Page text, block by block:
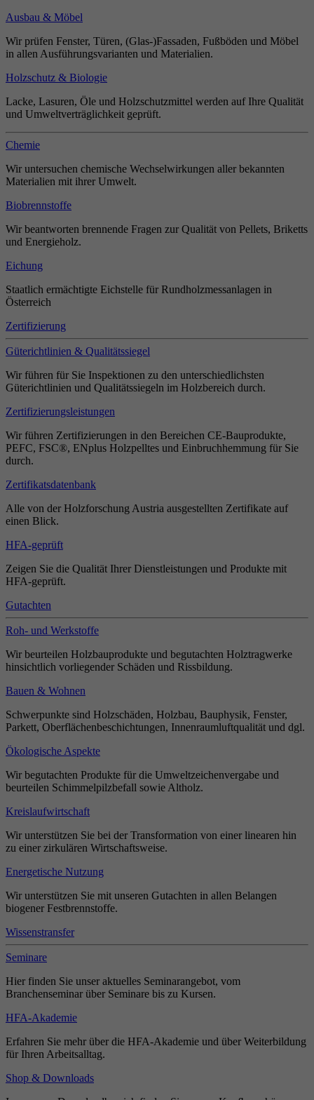
Ausbau & Möbel
Wir prüfen Fenster, Türen, (Glas-)Fassaden, Fußböden und Möbel
in allen Ausführungsvarianten und Materialien.
Holzschutz & Biologie
Lacke, Lasuren, Öle und Holzschutzmittel werden auf Ihre Qualität
und Umweltverträglichkeit geprüft.
Chemie
Wir untersuchen chemische Wechselwirkungen aller bekannten
Materialien mit ihrer Umwelt.
Biobrennstoffe
Wir beantworten brennende Fragen zur Qualität von Pellets, Briketts
und Energieholz.
Eichung
Staatlich ermächtigte Eichstelle für Rundholzmessanlagen in
Österreich
Zertifizierung
Güterichtlinien & Qualitätssiegel
Wir führen für Sie Inspektionen zu den unterschiedlichsten
Güterichtlinien und Qualitätssiegeln im Holzbereich durch.
Zertifizierungsleistungen
Wir führen Zertifizierungen in den Bereichen CE-Bauprodukte,
PEFC, FSC®, ENplus Holzpelltes und Einbruchhemmung für Sie
durch.
Zertifikatsdatenbank
Alle von der Holzforschung Austria ausgestellten Zertifikate auf
einen Blick.
HFA-geprüft
Zeigen Sie die Qualität Ihrer Dienstleistungen und Produkte mit
HFA-geprüft.
Gutachten
Roh- und Werkstoffe
Wir beurteilen Holzbauprodukte und begutachten Holztragwerke
hinsichtlich vorliegender Schäden und Rissbildung.
Bauen & Wohnen
Schwerpunkte sind Holzschäden, Holzbau, Bauphysik, Fenster,
Parkett, Oberflächenbeschichtungen, Innenraumluftqualität und dgl.
Ökologische Aspekte
Wir begutachten Produkte für die Umweltzeichenvergabe und
beurteilen Schimmelpilzbefall sowie Altholz.
Kreislaufwirtschaft
Wir unterstützen Sie bei der Transformation von einer linearen hin
zu einer zirkulären Wirtschaftsweise.
Energetische Nutzung
Wir unterstützen Sie mit unseren Gutachten in allen Belangen
biogener Festbrennstoffe.
Wissenstransfer
Seminare
Hier finden Sie unser aktuelles Seminarangebot, vom
Branchenseminar über Seminare bis zu Kursen.
HFA-Akademie
Erfahren Sie mehr über die HFA-Akademie und über Weiterbildung
für Ihren Arbeitsalltag.
Shop & Downloads